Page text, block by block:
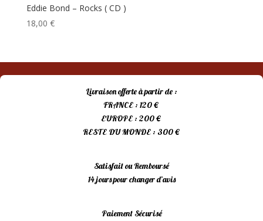
Eddie Bond – Rocks ( CD )
18,00 €
Livraison offerte à partir de :
FRANCE : 120 €
EUROPE : 200 €
RESTE DU MONDE : 300 €
Satisfait ou Remboursé
14 jours pour changer d’avis
Paiement Sécurisé